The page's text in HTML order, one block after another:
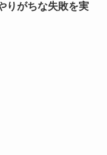
りがちな失敗を実